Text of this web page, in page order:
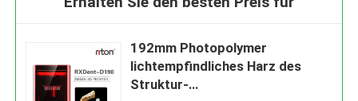
192mm Photopolymer
lichtempfindliches Harz des
Struktur-